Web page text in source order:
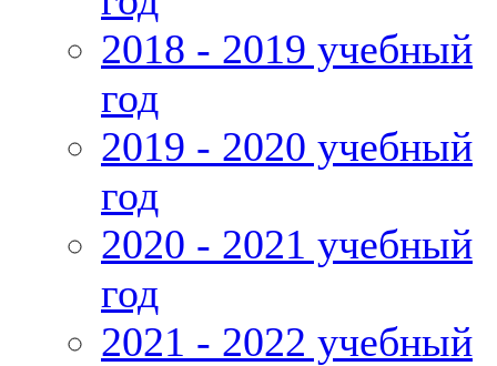
2018 - 2019 учебный
год
2019 - 2020 учебный
год
2020 - 2021 учебный
год
2021 - 2022 учебный